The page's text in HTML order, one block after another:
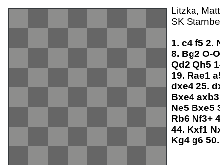
Litzka,
SK
1. c4 f5 2.
8. Bg2 O-
Qd2 Qh5
19. Rae1
dxe4 25.
Bxe4
Ne5 Bxe5
Rb6 Nf3+
44. Kxf1
Kg4 g6